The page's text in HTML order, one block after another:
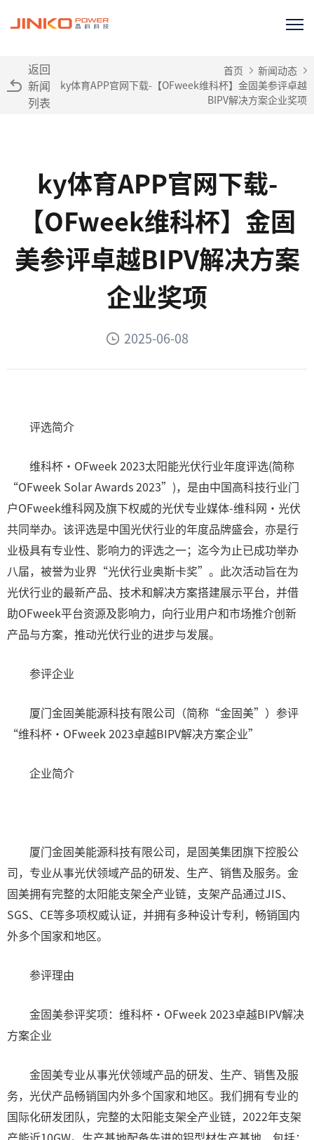
返回
新闻
列表
首页
新闻动态
ky体育APP官网下载-【OFweek维科杯】金固美参评卓越
BIPV解决方案企业奖项
ky体育APP官网下载-
【OFweek维科杯】金固
美参评卓越BIPV解决方案
企业奖项
2025-06-08
评选简介
维科杯·OFweek 2023太阳能光伏行业年度评选(简称
“OFweek Solar Awards 2023”)，是由中国高科技行业门
户OFweek维科网及旗下权威的光伏专业媒体-维科网·光伏
共同举办。该评选是中国光伏行业的年度品牌盛会，亦是行
业极具有专业性、影响力的评选之一；迄今为止已成功举办
八届，被誉为业界“光伏行业奥斯卡奖”。此次活动旨在为
光伏行业的最新产品、技术和解决方案搭建展示平台，并借
助OFweek平台资源及影响力，向行业用户和市场推介创新
产品与方案，推动光伏行业的进步与发展。
参评企业
厦门金固美能源科技有限公司（简称“金固美”）参评
“维科杯·OFweek 2023卓越BIPV解决方案企业”
企业简介
厦门金固美能源科技有限公司，是固美集团旗下控股公
司，专业从事光伏领域产品的研发、生产、销售及服务。金
固美拥有完整的太阳能支架全产业链，支架产品通过JIS、
SGS、CE等多项权威认证，并拥有多种设计专利，畅销国内
外多个国家和地区。
参评理由
金固美参评奖项：维科杯·OFweek 2023卓越BIPV解决
方案企业
金固美专业从事光伏领域产品的研发、生产、销售及服
务，光伏产品畅销国内外多个国家和地区。我们拥有专业的
国际化研发团队，完整的太阳能支架全产业链，2022年支架